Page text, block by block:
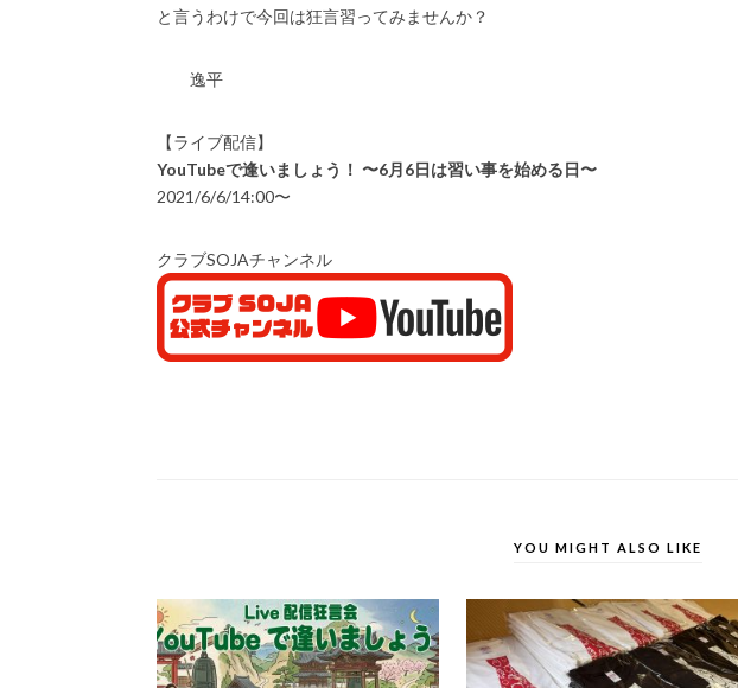
と言うわけで今回は狂言習ってみませんか？
逸平
【ライブ配信】
YouTubeで逢いましょう！ 〜6月6日は習い事を始める日〜
2021/6/6/14:00〜
クラブSOJAチャンネル
YOU MIGHT ALSO LIKE